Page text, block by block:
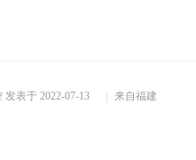
发表于 2022-07-13 来自福建